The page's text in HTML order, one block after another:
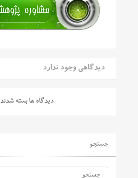
دیدگاهی وجود ندارد
دیدگاه ها بسته شدند
جستجو